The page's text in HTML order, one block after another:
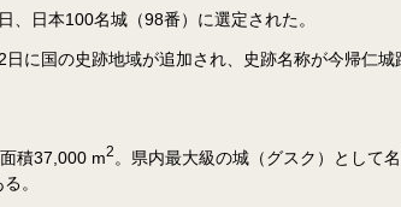
、日本100名城（98番）に選定された。
に国の史跡地域が追加され、史跡名称が今帰仁
積37,000 m2 。県内最大級の城（グスク）として
。